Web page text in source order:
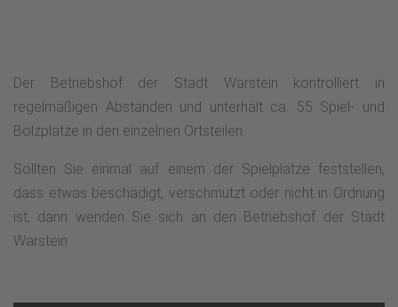
Der Betriebshof der Stadt Warstein kontrolliert in
regelmäßigen Abständen und unterhält ca. 55 Spiel- und
Bolzplätze in den einzelnen Ortsteilen.
Sollten Sie einmal auf einem der Spielplätze feststellen,
dass etwas beschädigt, verschmutzt oder nicht in Ordnung
ist, dann wenden Sie sich an den Betriebshof der Stadt
Warstein